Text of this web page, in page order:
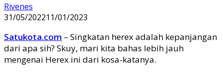
Rivenes
31/05/202211/01/2023
Satukota.com – Singkatan herex adalah kepanjangan
dari apa sih? Skuy, mari kita bahas lebih jauh
mengenai Herex ini dari kosa-katanya.